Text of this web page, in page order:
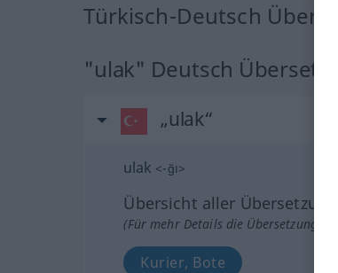
Türkisch-Deutsch
"ulak" Deutsch
„ulak“
ulak <-ğı>
Übersicht aller
(Für mehr Details die Übersetzung
Kurier, Bote